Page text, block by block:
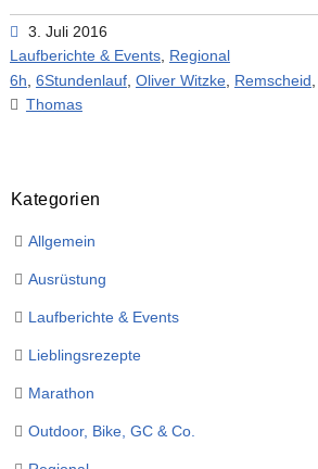
3. Juli 2016
Laufberichte & Events, Regional
6h 6Stundenlauf, Oliver Witzke, Remscheid
Thomas
Kategorien
Allgemein
Ausrüstung
Laufberichte & Events
Lieblingsrezepte
Marathon
Outdoor, Bike, GC & Co.